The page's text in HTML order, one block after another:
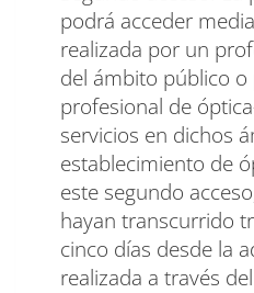
podrá acceder
realizada por un
del ámbito público
profesional de
servicios en dichos
establecimiento de
este segundo
hayan transcurrido
cinco días desde la
realizada a través